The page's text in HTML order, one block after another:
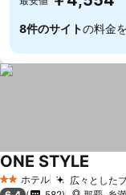
8件のサイトの料金
2 ホテルのランク
ホテル 広々とした
ONE STYLE